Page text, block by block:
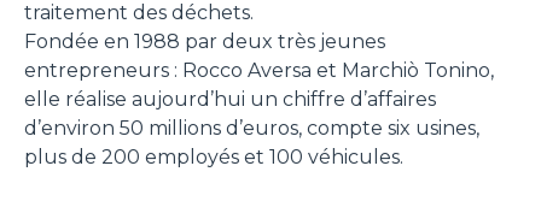
traitement des déchets.
Fondée en 1988 par deux très jeunes
entrepreneurs : Rocco Aversa et Marchiò Tonino,
elle réalise aujourd’hui un chiffre d’affaires
d’environ 50 millions d’euros, compte six usines,
plus de 200 employés et 100 véhicules.